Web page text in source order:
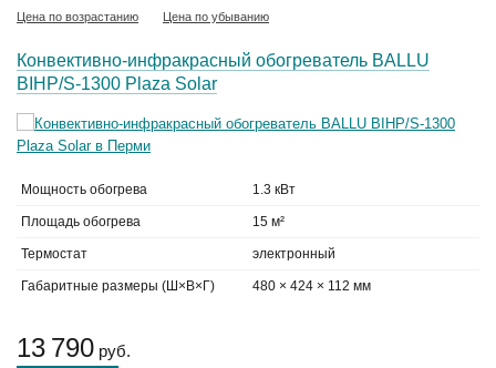
Цена по возрастанию Цена по убыванию
Конвективно-инфракрасный обогреватель BALLU
BIHP/S-1300 Plaza Solar
Мощность обогрева 1.3 кВт
Площадь обогрева 15 м²
Термостат электронный
Габаритные размеры (Ш×В×Г) 480 × 424 × 112 мм
13 790 руб.